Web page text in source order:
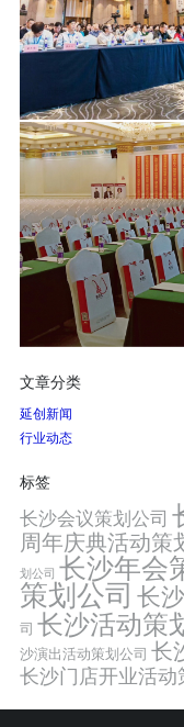
文章分类
延创新闻
行业动态
标签
长沙会议策划公司
周年庆典活动策
划公司 长沙年会
策划公司 长
司 长沙活动策
沙演出活动策划公司 长
长沙门店开业活动